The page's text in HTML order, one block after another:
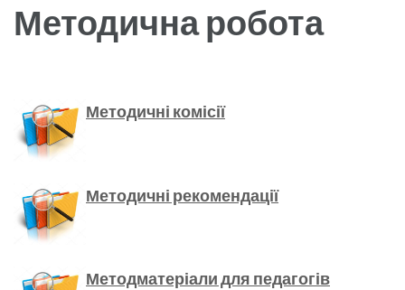
Методична робота
Методичні комісії
Методичні рекомендації
Методматеріали для педагогів